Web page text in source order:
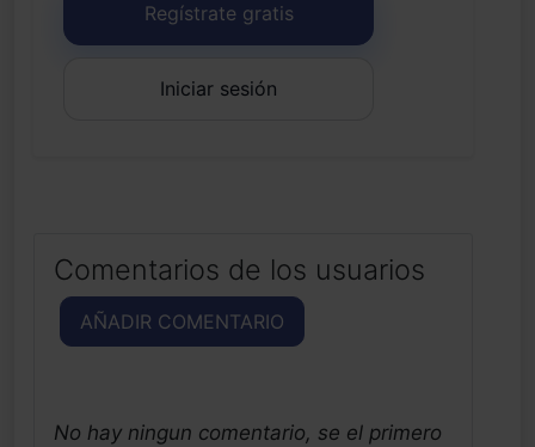
Regístrate gratis
Iniciar sesión
Comentarios de los usuarios
AÑADIR COMENTARIO
No hay ningun comentario, se el primero